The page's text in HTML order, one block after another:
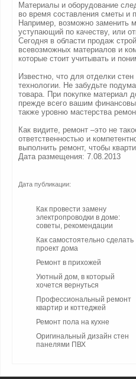
Материалы и оборудование
во время составления сметы и
Например, возможно заменить
уступающий по качеству, или
Сегодня в области продаж
всевозможных материалов и
которые стоит учитывать и
Известно, что для отделки
технологии. Не забудьте
товара. При покупке материал
прежде всего вашим
также уровню мастерства
Как видите, ремонт –это не
ответственностью и
выполнить ремонт, чтобы
Дата размещения: 7.08.2013
Дата публикации:
Как провести замену
электропроводки в доме:
советы, рекомендации
Как самостоятельно сделать
проект дома
Ремонт в прихожей
Уютный дом, в который
хочется вернуться
Профессиональный ремонт
квартир и коттеджей
Ремонт пола на кухне
Оригинальный дизайн стен
панелями ПВХ